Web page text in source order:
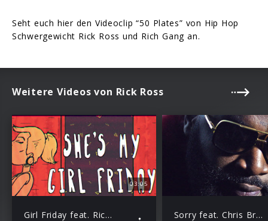
Seht euch hier den Videoclip “50 Plates” von Hip Hop
Schwergewicht Rick Ross und Rich Gang an.
Weitere Videos von Rick Ross
03:05
Girl Friday feat. Rick Ross (Lyric Video) Sorry feat. Chris Brown